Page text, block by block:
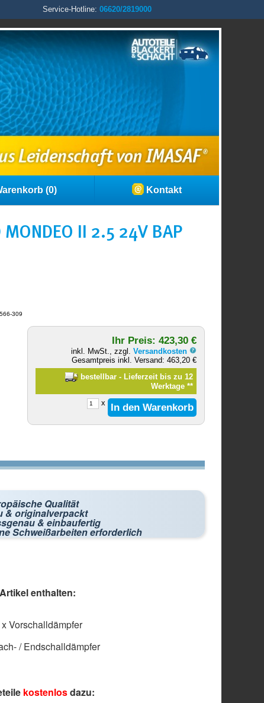
Service-Hotline: 06620/2819000
(0) Kontakt
MONDEO II 2.5 24V BAP
309
Ihr Preis: 423,30 €
inkl. MwSt., zzgl.Versandkosten
Gesamtpreis inkl. Versand: 463,20 €
bestellbar - Lieferzeit bis zu 12
Werktage **
x
Qualität
& originalverpackt
& einbaufertig
Schweißarbeiten erforderlich
enthalten:
x Vorschalldämpfer
/ Endschalldämpfer
kostenlosdazu: